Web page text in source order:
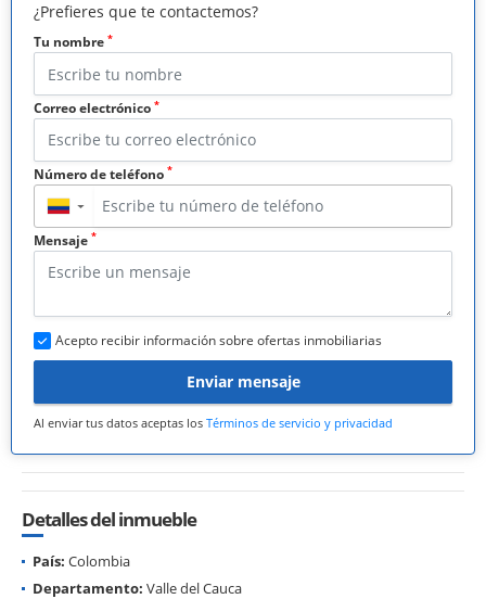
¿Prefieres que te contactemos?
Tu nombre *
Correo electrónico *
Número de teléfono *
▼
Mensaje *
Acepto recibir información sobre ofertas inmobiliarias
Enviar mensaje
Al enviar tus datos aceptas los Términos de servicio y privacidad
Detalles del inmueble
País: Colombia
Departamento: Valle del Cauca